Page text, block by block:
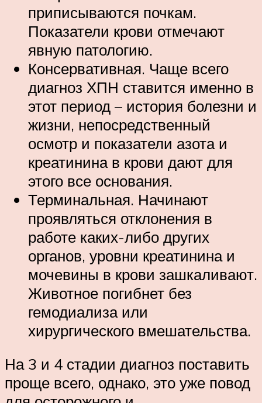
приписываются почкам.
Показатели крови отмечают
явную патологию.
Консервативная. Чаще всего
диагноз ХПН ставится именно в
этот период – история болезни и
жизни, непосредственный
осмотр и показатели азота и
креатинина в крови дают для
этого все основания.
Терминальная. Начинают
проявляться отклонения в
работе каких-либо других
органов, уровни креатинина и
мочевины в крови зашкаливают.
Животное погибнет без
гемодиализа или
хирургического вмешательства.
На 3 и 4 стадии диагноз поставить
проще всего, однако, это уже повод